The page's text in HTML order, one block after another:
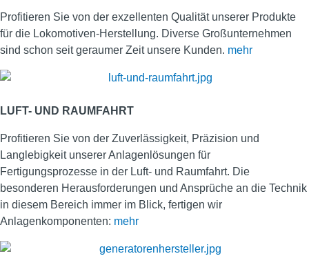
Profitieren Sie von der exzellenten Qualität unserer Produkte
für die Lokomotiven-Herstellung. Diverse Großunternehmen
sind schon seit geraumer Zeit unsere Kunden. mehr
LUFT- UND RAUMFAHRT
Profitieren Sie von der Zuverlässigkeit, Präzision und
Langlebigkeit unserer Anlagenlösungen für
Fertigungsprozesse in der Luft- und Raumfahrt. Die
besonderen Herausforderungen und Ansprüche an die Technik
in diesem Bereich immer im Blick, fertigen wir
Anlagenkomponenten: mehr